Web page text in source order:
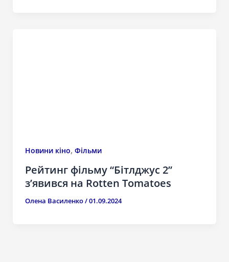
Новини кіно, Фільми
Рейтинг фільму “Бітлджус 2”
з’явився на Rotten Tomatoes
Олена Василенко/01.09.2024